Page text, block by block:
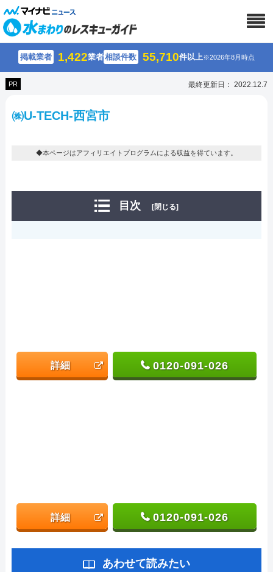
掲載業者 1,422業者相談件数 55,710件以上※2026年8月時点
PR 最終更新日： 2022.12.7
㈱U-TECH-西宮市
◆本ページはアフィリエイトプログラムによる収益を得ています。
目次 [閉じる]
詳細 0120-091-026
詳細 0120-091-026
あわせて読みたい